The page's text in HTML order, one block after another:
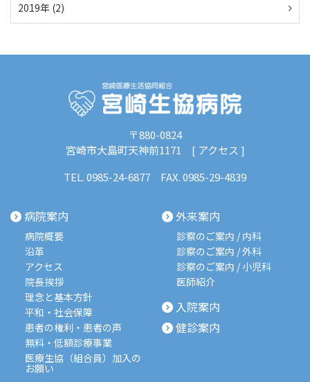
2019年 (2)
〒880-0824
宮崎市大島町天神前1171 [ アクセス ]
TEL.0985-24-6877 FAX. 0985-29-4839
病院案内
病院概要
沿革
アクセス
院長挨拶
理念と基本方針
平和・社会保障
患者の権利・患者の声
無料・低額診療事業
医療生協（組合員）加入の
お願い
外来案内
診察のご案内 / 内科
診察のご案内 / 外科
診察のご案内 / 小児科
医師紹介
入院案内
健診案内